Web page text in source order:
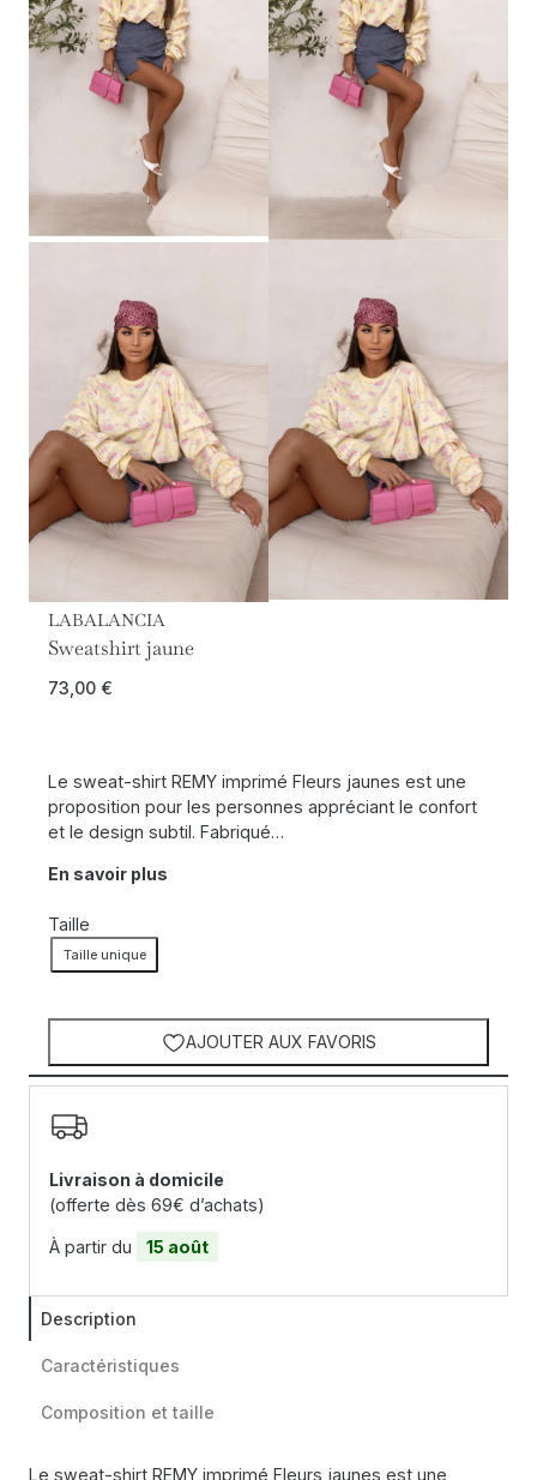
LABALANCIA
Sweatshirt jaune
73,00 €
Le sweat-shirt REMY imprimé Fleurs jaunes est une
proposition pour les personnes appréciant le confort
et le design subtil. Fabriqué…
En savoir plus
Taille
Taille unique
AJOUTER AUX FAVORIS
Livraison à domicile
(offerte dès 69€ d’achats)
À partir du 15 août
Description
Caractéristiques
Composition et taille
Le sweat-shirt REMY imprimé Fleurs jaunes est une